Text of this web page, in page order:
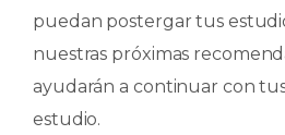
puedan postergar tus
nuestras próximas
ayudarán a continuar con
estudio.